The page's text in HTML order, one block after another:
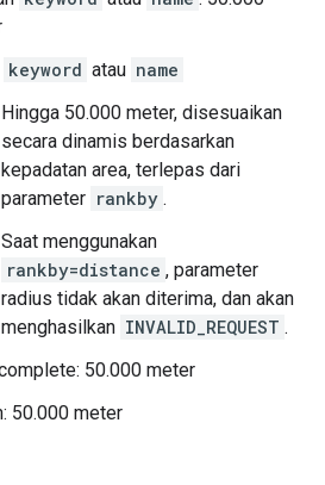
keyword atau name
Hingga 50.000 meter, disesuaikan
secara dinamis berdasarkan
kepadatan area, terlepas dari
parameter rankby .
Saat menggunakan
rankby=distance , parameter
radius tidak akan diterima, dan akan
menghasilkan INVALID_REQUEST .
50.000 meter
50.000 meter